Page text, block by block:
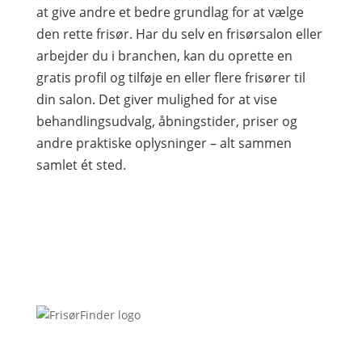
at give andre et bedre grundlag for at vælge
den rette frisør. Har du selv en frisørsalon eller
arbejder du i branchen, kan du oprette en
gratis profil og tilføje en eller flere frisører til
din salon. Det giver mulighed for at vise
behandlingsudvalg, åbningstider, priser og
andre praktiske oplysninger – alt sammen
samlet ét sted.